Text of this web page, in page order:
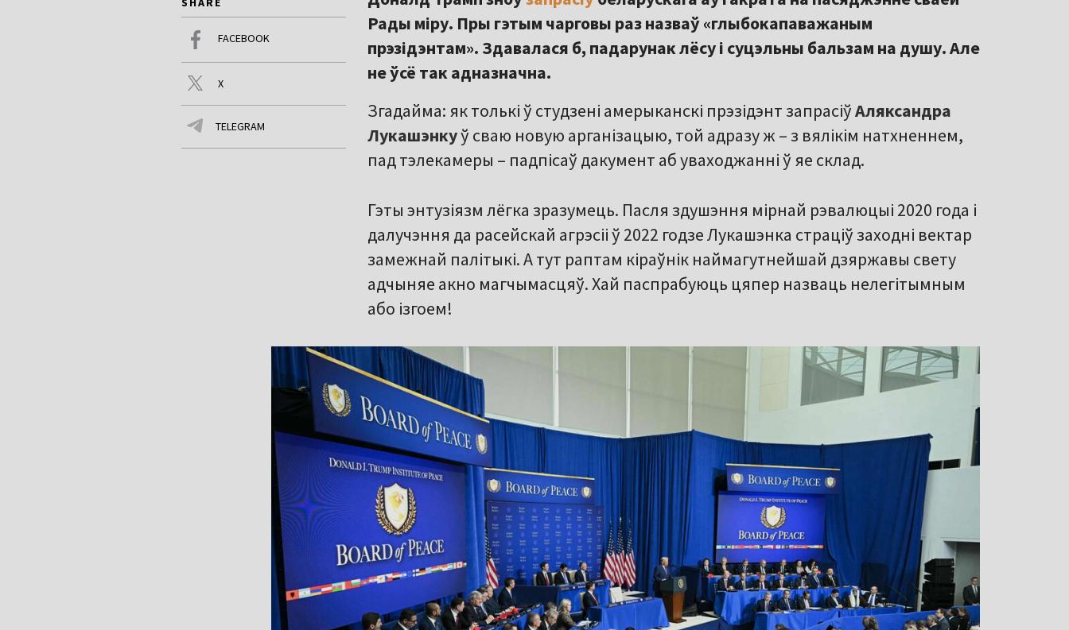
FACEBOOK
X
TELEGRAM
Рады міру. Пры гэтым чарговы раз назваў «глыбокапаважаным
прэзідэнтам». Здавалася б, падарунак лёсу і суцэльны бальзам на душу. Але
не ўсё так адназначна.
Згадайма: як толькі ў студзені амерыканскі прэзідэнт запрасіўАляксандра
Лукашэнкуў сваю новую арганізацыю, той адразу ж – з вялікім натхненнем,
пад тэлекамеры – падпісаў дакумент аб уваходжанні ў яе склад.
Гэты энтузіязм лёгка зразумець. Пасля здушэння мірнай рэвалюцыі 2020 года і
далучэння да расейскай агрэсіі ў 2022 годзе Лукашэнка страціў заходні вектар
замежнай палітыкі. А тут раптам кіраўнік наймагутнейшай дзяржавы свету
адчыняе акно магчымасцяў. Хай паспрабуюць цяпер назваць нелегітымным
або ізгоем!